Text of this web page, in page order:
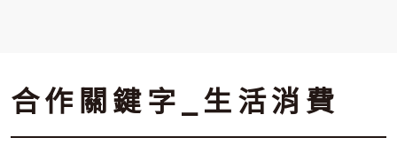
合作關鍵字_生活消費